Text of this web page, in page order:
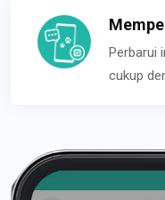
Perbarui
cukup